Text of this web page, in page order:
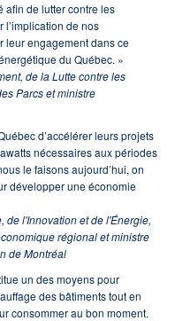
afin de lutter contre les
l’implication de nos
leur engagement dans ce
du Québec. »
de la Lutte contre les
Parcs et ministre
d’accélérer leurs projets
nécessaires aux périodes
le faisons aujourd’hui, on
développer une économie
de l'Innovation et de l'Énergie,
régional et ministre
de Montréal
un des moyens pour
des bâtiments tout en
consommer au bon moment.